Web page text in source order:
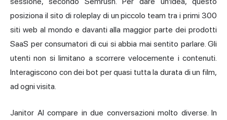
posiziona il sito di roleplay di un piccolo team tra i primi 300
siti web al mondo e davanti alla maggior parte dei prodotti
SaaS per consumatori di cui si abbia mai sentito parlare. Gli
utenti non si limitano a scorrere velocemente i contenuti.
Interagiscono con dei bot per quasi tutta la durata di un film,
ad ogni visita.
Janitor AI compare in due conversazioni molto diverse. In